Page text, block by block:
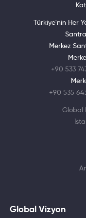
Türkiye'nin Her
Merkez
+90 533
+90 535
Global
Global Vizyon